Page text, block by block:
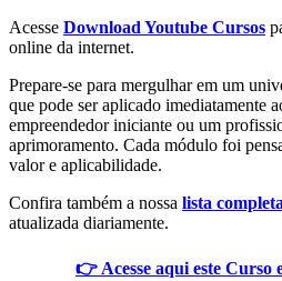
Acesse Download Youtube Cursos
online da internet.
Prepare-se para mergulhar em um
que pode ser aplicado imediatamente
empreendedor iniciante ou um
aprimoramento. Cada módulo foi
valor e aplicabilidade.
Confira também a nossa lista
atualizada diariamente.
👉 Acesse aqui este Curso